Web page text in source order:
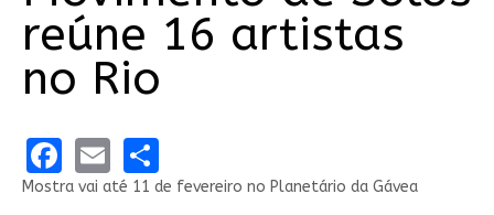
reúne 16 artistas
no Rio
Facebook
EmailShare
Mostra vai até 11 de fevereiro no Planetário da Gávea